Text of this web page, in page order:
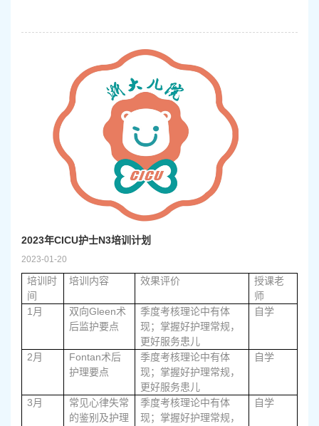
2023-01-20
2023年CICU护士N3培训计划
培训时
间
培训内容 效果评价
授课老
师
1 月 双向Gleen术
后监护要点
季度考核理论中有体
现；掌握好护理常规，
更好服务患儿
自学
2 月 Fontan术后
护理要点
季度考核理论中有体
现；掌握好护理常规，
更好服务患儿
自学
3 月
常见心律失常
的鉴别及护理
季度考核理论中有体
现；掌握好护理常规，
自学